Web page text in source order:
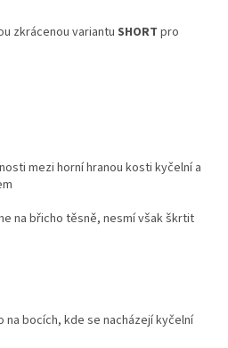
zkrácenou variantu SHORT pro
mezi horní hranou kosti kyčelní a
na břicho těsně, nesmí však škrtit
bocích, kde se nacházejí kyčelní